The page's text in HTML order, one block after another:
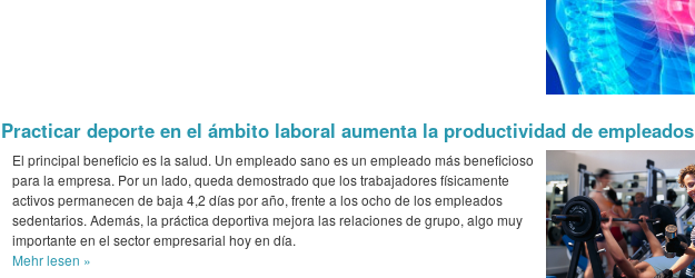
Practicar deporte en el ámbito laboral aumenta la productividad de empleados
El principal beneficio es la salud. Un empleado sano es un empleado más beneficioso
para la empresa. Por un lado, queda demostrado que los trabajadores físicamente
activos permanecen de baja 4,2 días por año, frente a los ocho de los empleados
sedentarios. Además, la práctica deportiva mejora las relaciones de grupo, algo muy
importante en el sector empresarial hoy en día.
Mehrlesen »